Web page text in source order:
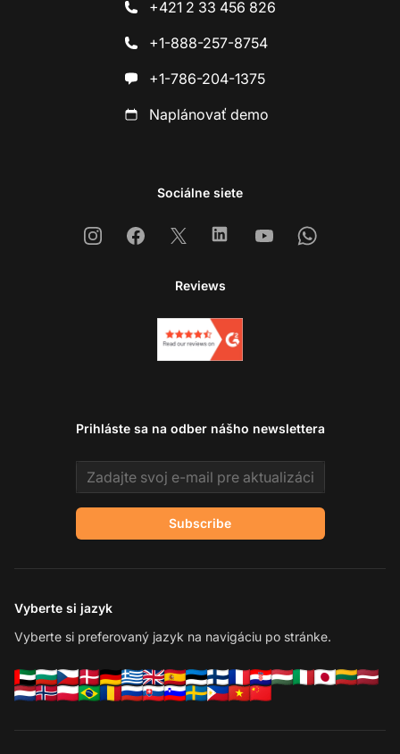
+421 2 33 456 826
+1-888-257-8754
+1-786-204-1375
Naplánovať demo
Sociálne siete
InstagramFacebook
X LinkedinYoutubeWhatsapp
Reviews
Prihláste sa na odber nášho newslettera
Email address
Subscribe
Vyberte si jazyk
Vyberte si preferovaný jazyk na navigáciu po stránke.